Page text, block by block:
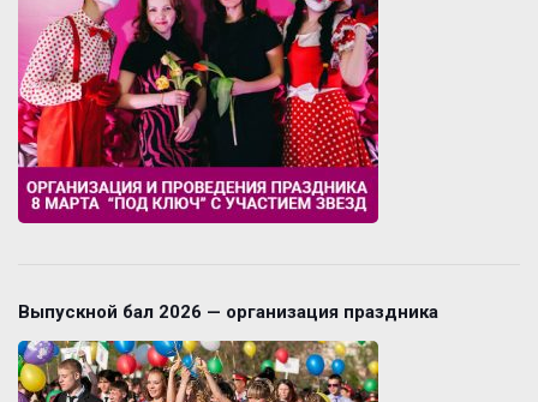
Выпускной бал 2026 — организация праздника